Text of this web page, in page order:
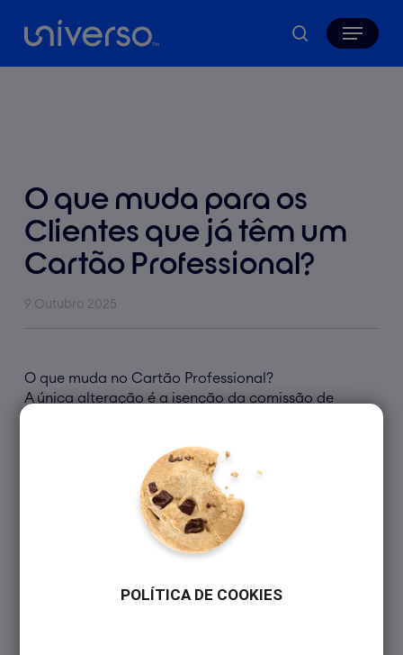
POLÍTICA DE COOKIES
main
content
search
Menu
O que muda para os
Clientes que já têm um
Cartão Professional?
9 Outubro 2025
O que muda no Cartão Professional?
A única alteração é a isenção da comissão de
cartão na Galp, como os cupões acumulados no
Cartão Continente.
O que se mantém?
O Cartão Professional mantém todas as suas
funcionalidades e vantagens, nomeadamente:
Continente (na modalidade “Fim do Mês”)